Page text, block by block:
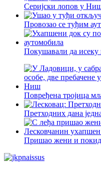
Серијски лопов у
Провозао се туђим
Покушавали да исеку
Повређена тројица
Претходних дана
Пришао жени и